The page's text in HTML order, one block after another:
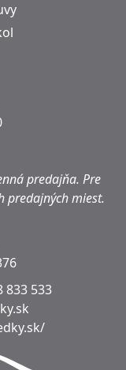
predajňa. Pre
predajných miest.
833 533